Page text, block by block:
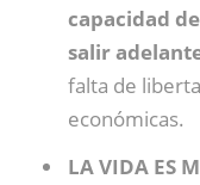
capacidad
salir
falta de
económicas.
LA VIDA ES